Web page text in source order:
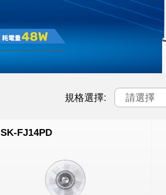
規格選擇:
SK-FJ14PD